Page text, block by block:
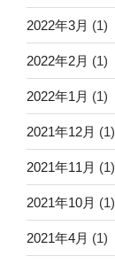
2022年3月 (1)
2022年2月 (1)
2022年1月 (1)
2021年12月 (1)
2021年11月 (1)
2021年10月 (1)
2021年4月 (1)